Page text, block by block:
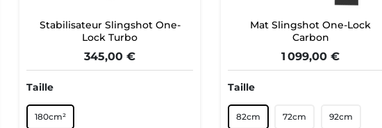
Stabilisateur Slingshot One-
Lock Turbo
345,00 €
Taille
180cm²
Mat Slingshot One-Lock
Carbon
1 099,00 €
Taille
82cm 72cm 92cm